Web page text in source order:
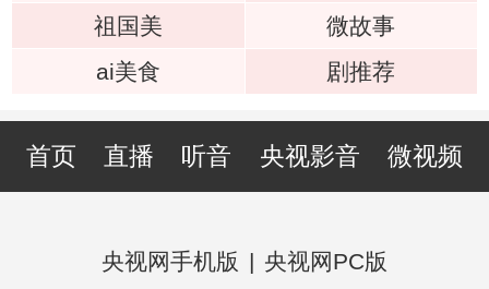
祖国美
微故事
ai美食
剧推荐
首页 直播 听音 央视影音 微视频
央视网手机版 | 央视网PC版